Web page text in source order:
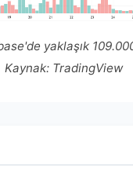
yaklaşık
Kaynak: TradingView